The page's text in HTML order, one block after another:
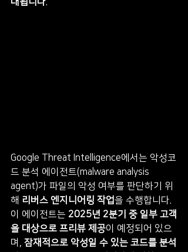
Google Threat Intelligence에서는 악성코
드 분석 에이전트(malware analysis
agent)가 파일의 악성 여부를 판단하기 위
해 리버스 엔지니어링 작업을 수행합니다.
이 에이전트는 2025년 2분기 중 일부 고객
을 대상으로 프리뷰 제공이 예정되어 있으
며, 잠재적으로 악성일 수 있는 코드를 분석